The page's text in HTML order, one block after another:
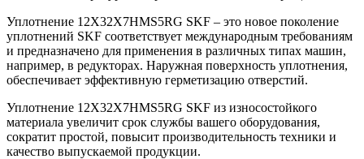
Уплотнение 12X32X7HMS5RG SKF – это новое поколение
уплотнений SKF соответствует международным требованиям
и предназначено для применения в различных типах машин,
например, в редукторах. Наружная поверхность уплотнения,
обеспечивает эффективную герметизацию отверстий.
Уплотнение 12X32X7HMS5RG SKF из износостойкого
материала увеличит срок службы вашего оборудования,
сократит простой, повысит производительность техники и
качество выпускаемой продукции.